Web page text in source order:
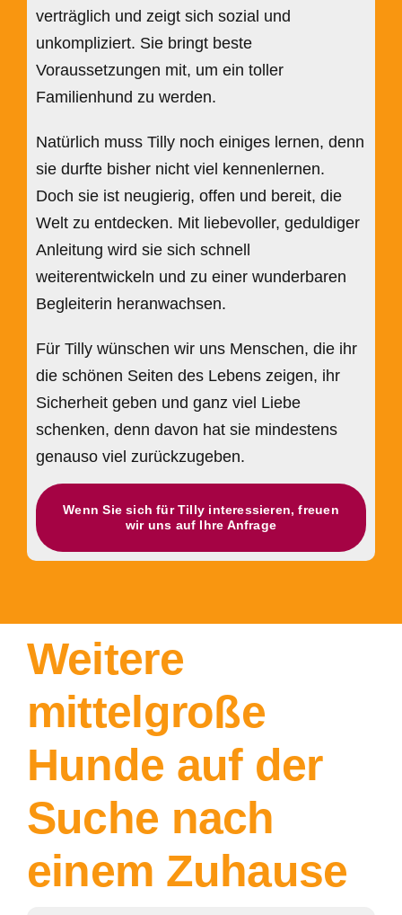
verträglich und zeigt sich sozial und
unkompliziert. Sie bringt beste
Voraussetzungen mit, um ein toller
Familienhund zu werden.
Natürlich muss Tilly noch einiges lernen, denn
sie durfte bisher nicht viel kennenlernen.
Doch sie ist neugierig, offen und bereit, die
Welt zu entdecken. Mit liebevoller, geduldiger
Anleitung wird sie sich schnell
weiterentwickeln und zu einer wunderbaren
Begleiterin heranwachsen.
Für Tilly wünschen wir uns Menschen, die ihr
die schönen Seiten des Lebens zeigen, ihr
Sicherheit geben und ganz viel Liebe
schenken, denn davon hat sie mindestens
genauso viel zurückzugeben.
Wenn Sie sich für Tilly interessieren, freuen
wir uns auf Ihre Anfrage
Weitere
mittelgroße
Hunde auf der
Suche nach
einem Zuhause